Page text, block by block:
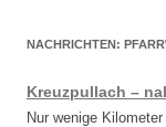
NACHRICHTEN:
Kreuzpullach –
Nur wenige